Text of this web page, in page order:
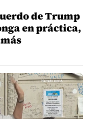
de Trump
en práctica,